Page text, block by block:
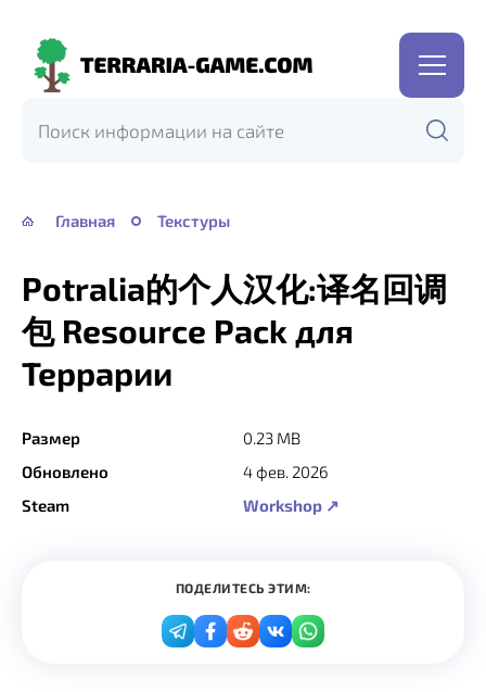
Terraria-
Главная Текстуры
Potralia的个人汉化:译名回调
包 Resource Pack для
Террарии
Размер
0.23 MB
Обновлено
4 фев. 2026
Steam
Workshop ↗
ПОДЕЛИТЕСЬ ЭТИМ: